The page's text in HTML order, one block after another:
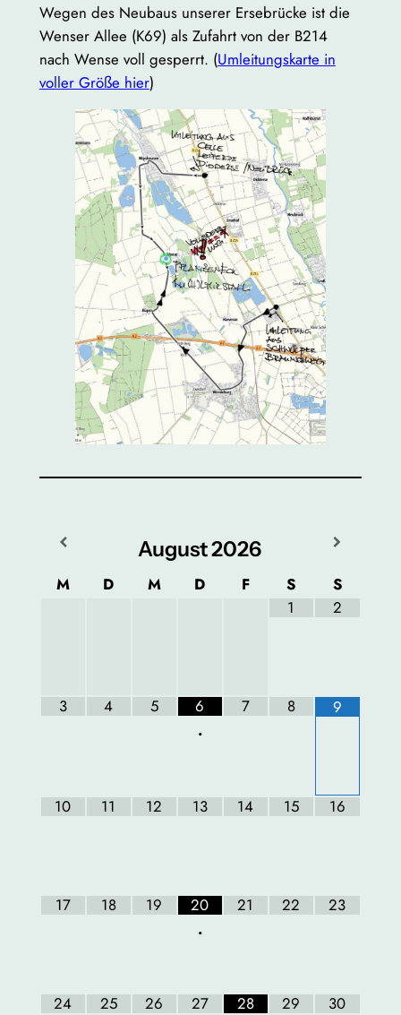
Wegen des Neubaus unserer Ersebrücke ist die
Wenser Allee (K69) als Zufahrt von der B214
nach Wense voll gesperrt. (Umleitungskarte in
voller Größe hier)
August2026
M D M D F S
S
1
2
3 4 5
6
•
7 8 9
10 11 12 13 14 15 16
17 18 19
20
•
21 22 23
24 25 26 27
28
29 30